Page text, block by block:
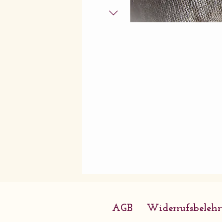
AGB